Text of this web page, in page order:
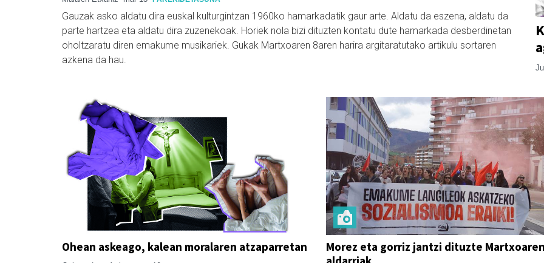
Gauzak asko aldatu dira euskal kulturgintzan 1960ko hamarkadatik gaur arte. Aldatu da eszena, aldatu da
parte hartzea eta aldatu dira zuzenekoak. Horiek nola bizi dituzten kontatu dute hamarkada desberdinetan
oholtzaratu diren emakume musikariek. Gukak Martxoaren 8aren harira argitaratutako artikulu sortaren
azkena da hau.
Ohean askeago, kalean moralaren atzaparretan
Morez eta gorriz jantzi dituzte